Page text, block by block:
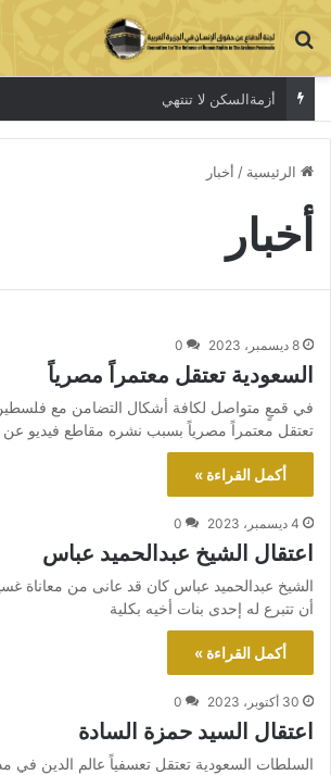
بحث عن
أزمةالسكن لا تنتهي
الرئيسية / أخبار
أخبار
8 ديسمبر، 2023 0
السعودية تعتقل معتمراً مصرياً
في قمعٍ متواصل لكافة أشكال التضامن مع
تعتقل معتمراً مصرياً بسبب نشره مقاطع فيديو عن
أكمل القراءة »
4 ديسمبر، 2023 0
اعتقال الشيخ عبدالحميد عباس
الشيخ عبدالحميد عباس كان قد عانى من معاناة
أن تتبرع له إحدى بنات أخيه بكلية
أكمل القراءة »
30 أكتوبر، 2023 0
اعتقال السيد حمزة السادة
السلطات السعودية تعتقل تعسفياً عالم الدين في